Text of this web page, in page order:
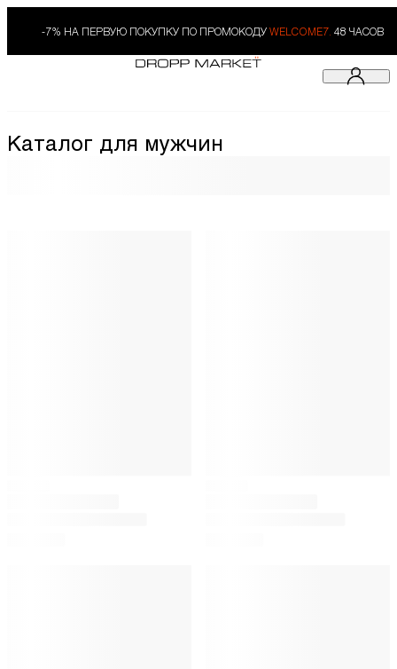
-7% НА ПЕРВУЮ ПОКУПКУ ПО ПРОМОКОДУ WELCOME7. 48 ЧАСОВ
Каталог для мужчин